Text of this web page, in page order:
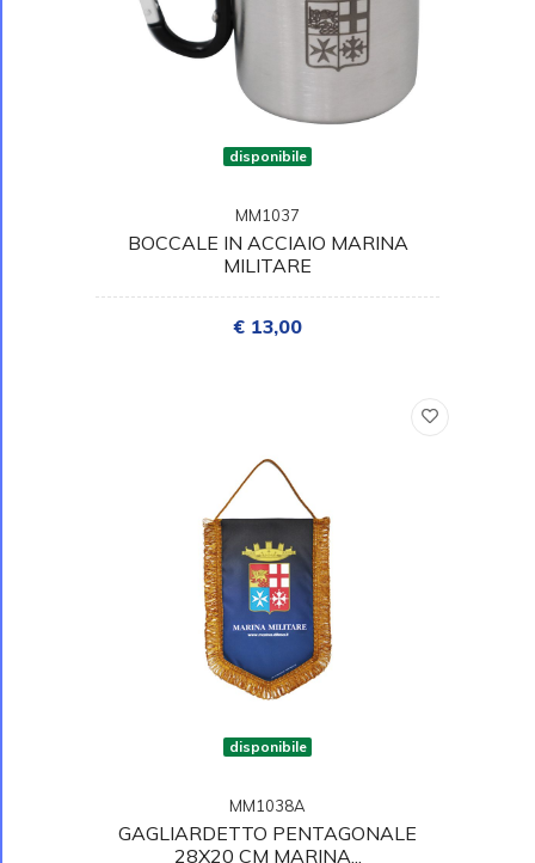
disponibile
MM1037
BOCCALE IN ACCIAIO MARINA
MILITARE
€ 13,00
disponibile
MM1038A
GAGLIARDETTO PENTAGONALE
28X20 CM MARINA...